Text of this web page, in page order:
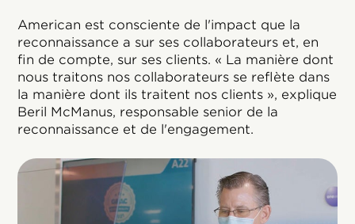
American est consciente de l'impact que la
reconnaissance a sur ses collaborateurs et, en
fin de compte, sur ses clients. « La manière dont
nous traitons nos collaborateurs se reflète dans
la manière dont ils traitent nos clients », explique
Beril McManus, responsable senior de la
reconnaissance et de l'engagement.